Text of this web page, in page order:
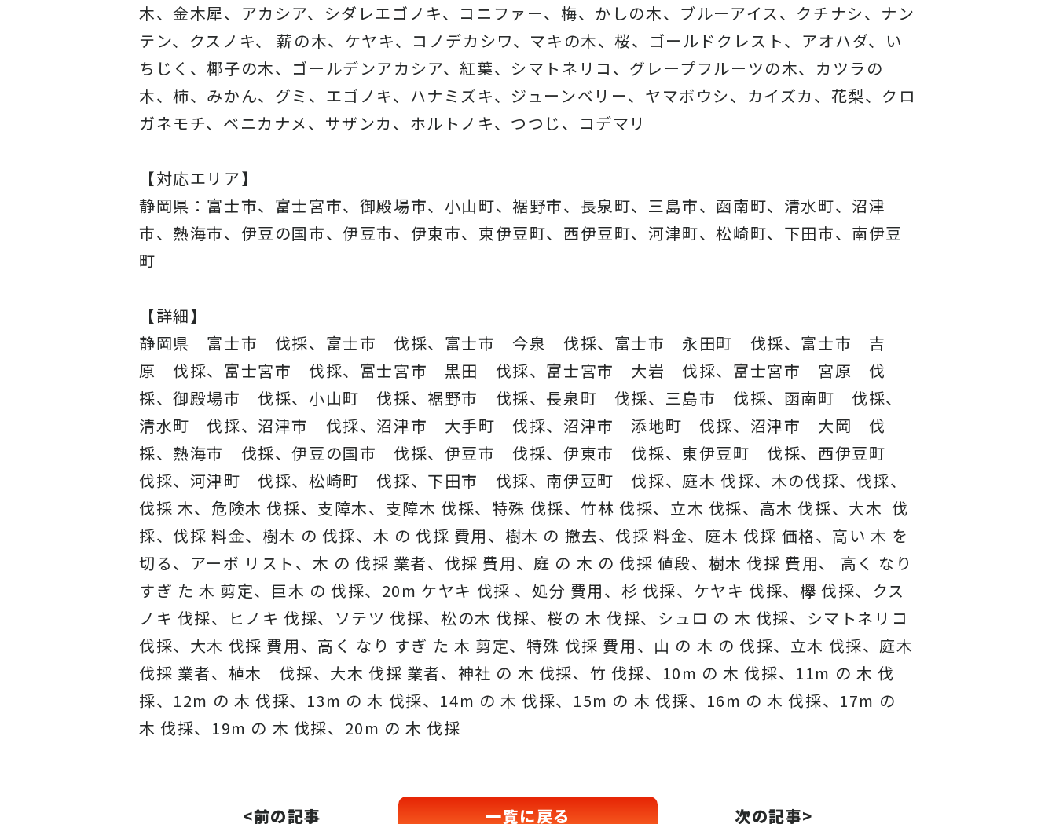
木、金木犀、アカシア、 シダレエゴノキ、コニファー、梅、かしの木、ブルーアイス、 クチナシ、ナン
テン、クスノキ、 薪の木、ケヤキ、コノデカシワ、マキの木、桜、
ゴールドクレスト、アオハダ、い
ちじく、椰子の木、 ゴールデンアカシア、紅葉、シマトネリコ、 グレープフルーツの木、カツラの
木、柿、みかん、グミ、 エゴノキ、ハナミズキ、ジューンベリー、ヤマボウシ、カイズカ、 花梨、クロ
ガネモチ、ベニカナメ、サザンカ、ホルトノキ、 つつじ、コデマリ
【対応エリア】
静岡県：富士市、富士宮市、御殿場市、小山町、裾野市、長泉町、三島市、函南町、清水町、沼津
市、熱海市、伊豆の国市、伊豆市、伊東市、東伊豆町、西伊豆町、河津町、松崎町、下田市、南伊豆
町
【詳細】
静岡県 富士市 伐採、富士市 伐採、富士市 今泉 伐採、富士市 永田町 伐採、富士市 吉
原 伐採、富士宮市 伐採、富士宮市 黒田 伐採、富士宮市 大岩 伐採、富士宮市 宮原 伐
採、御殿場市 伐採、小山町 伐採、裾野市 伐採、長泉町 伐採、三島市 伐採、函南町 伐採、
清水町 伐採、沼津市 伐採、沼津市 大手町 伐採、沼津市 添地町 伐採、沼津市 大岡 伐
採、熱海市 伐採、伊豆の国市 伐採、伊豆市 伐採、伊東市 伐採、東伊豆町 伐採、西伊豆町
伐採、河津町 伐採、松崎町 伐採、下田市 伐採、南伊豆町 伐採、庭木 伐採、木の伐採、伐採、
伐採 木、危険木 伐採、支障木、支障木 伐採、特殊 伐採、竹林 伐採、立木 伐採、高木 伐採、大木 伐
採、伐採 料金、樹木 の 伐採、木 の 伐採 費用、樹木 の 撤去、伐採 料金、庭木 伐採 価格、高い 木 を
切る、アーボ リスト、木 の 伐採 業者、伐採 費用、庭 の 木 の 伐採 値段、樹木 伐採 費用、 高く なり
すぎ た 木 剪定、巨木 の 伐採、20m ケヤキ 伐採 、処分 費用、杉 伐採、ケヤキ 伐採、欅 伐採、クス
ノキ 伐採、ヒノキ 伐採、ソテツ 伐採、松の木 伐採、桜の 木 伐採、シュロ の 木 伐採、シマトネリコ
伐採、大木 伐採 費用、高く なり すぎ た 木 剪定、特殊 伐採 費用、山 の 木 の 伐採、立木 伐採、庭木
伐採 業者、植木 伐採、大木 伐採 業者、神社 の 木 伐採、竹 伐採、10m の 木 伐採、11m の 木 伐
採、12m の 木 伐採、13m の 木 伐採、14m の 木 伐採、15m の 木 伐採、16m の 木 伐採、17m の
木 伐採、19m の 木 伐採、20m の 木 伐採
<前の記事 一覧に戻る 次の記事>